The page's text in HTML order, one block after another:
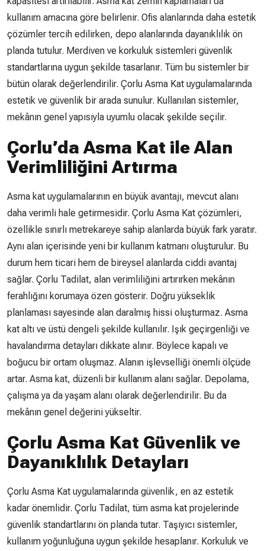
kullanım amacına göre belirlenir. Ofis alanlarında daha estetik
çözümler tercih edilirken, depo alanlarında dayanıklılık ön
planda tutulur. Merdiven ve korkuluk sistemleri güvenlik
standartlarına uygun şekilde tasarlanır. Tüm bu sistemler bir
bütün olarak değerlendirilir. Çorlu Asma Kat uygulamalarında
estetik ve güvenlik bir arada sunulur. Kullanılan sistemler,
mekânın genel yapısıyla uyumlu olacak şekilde seçilir.
Çorlu’da Asma Kat ile Alan
Verimliliğini Artırma
Asma kat uygulamalarının en büyük avantajı, mevcut alanı
daha verimli hale getirmesidir. Çorlu Asma Kat çözümleri,
özellikle sınırlı metrekareye sahip alanlarda büyük fark yaratır.
Aynı alan içerisinde yeni bir kullanım katmanı oluşturulur. Bu
durum hem ticari hem de bireysel alanlarda ciddi avantaj
sağlar. Çorlu Tadilat, alan verimliliğini artırırken mekânın
ferahlığını korumaya özen gösterir. Doğru yükseklik
planlaması sayesinde alan daralmış hissi oluşturmaz. Asma
kat altı ve üstü dengeli şekilde kullanılır. Işık geçirgenliği ve
havalandırma detayları dikkate alınır. Böylece kapalı ve
boğucu bir ortam oluşmaz. Alanın işlevselliği önemli ölçüde
artar. Asma kat, düzenli bir kullanım alanı sağlar. Depolama,
çalışma ya da yaşam alanı olarak değerlendirilir. Bu da
mekânın genel değerini yükseltir.
Çorlu Asma Kat Güvenlik ve
Dayanıklılık Detayları
Çorlu Asma Kat uygulamalarında güvenlik, en az estetik
kadar önemlidir. Çorlu Tadilat, tüm asma kat projelerinde
güvenlik standartlarını ön planda tutar. Taşıyıcı sistemler,
kullanım yoğunluğuna uygun şekilde hesaplanır. Korkuluk ve